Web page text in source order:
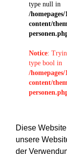
Diese
unsere
der
type null in
/
content/
Notice:
type bool in
/
content/
/homepages/
content/